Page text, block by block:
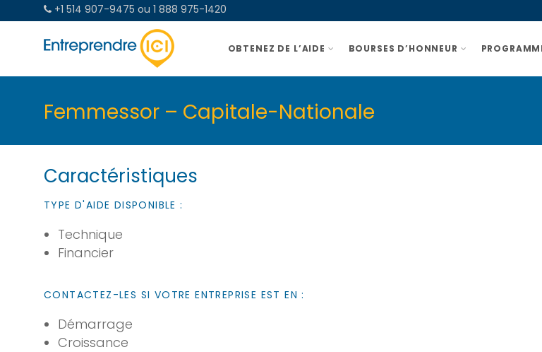
+1 514 907-9475 ou 1 888 975-1420
OBTENEZ DE L’AIDE BOURSES D’HONNEUR
Femmessor – Capitale-Nationale
Caractéristiques
TYPE D'AIDE DISPONIBLE :
Technique
Financier
CONTACTEZ-LES SI VOTRE ENTREPRISE EST EN :
Démarrage
Croissance